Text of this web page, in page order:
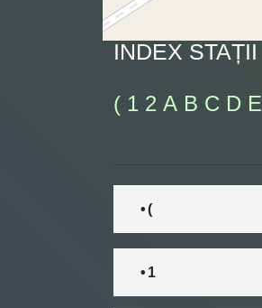
INDEX STAȚII
( 1 2 A B C D E
• (
• 1